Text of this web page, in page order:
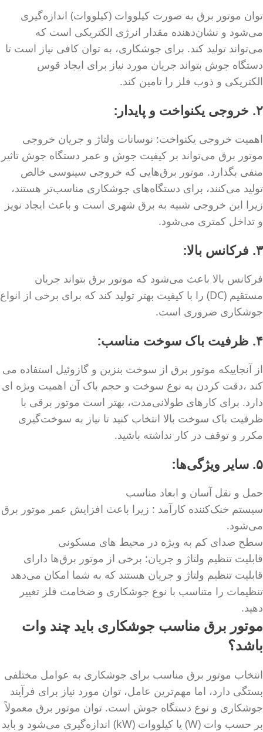
توان موتور برق به صورت کیلووات (کیلووات) اندازه‌گیری
می‌شود و نشان‌دهنده مقدار انرژی الکتریکی است که
می‌تواند تولید کند. برای جوشکاری، به توان کافی نیاز است تا
دستگاه جوش بتواند جریان مورد نیاز برای ایجاد قوس
الکتریکی و ذوب فلز را تامین کند.
۲. خروجی یکنواخت و پایدار:
اهمیت خروجی یکنواخت: نوسانات ولتاژ و جریان خروجی
موتور برق می‌تواند بر کیفیت جوش و عمر دستگاه جوش تاثیر
منفی بگذارد. موتور برق‌هایی که خروجی سینوسی خالص
تولید می‌کنند، برای دستگاه‌های جوشکاری مناسب‌تر هستند،
زیرا این خروجی شبیه به برق شهری است و باعث ایجاد نویز
و تداخل کمتری می‌شود.
۳. فرکانس بالا:
فرکانس بالا باعث می‌شود که موتور برق بتواند جریان
مستقیم (DC) را با کیفیت بهتر تولید کند که برای برخی از انواع
جوشکاری ضروری است.
۴. ظرفیت باک سوخت مناسب:
از آنجاییکه موتور برق از سوخت بنزین و گازوئیل استفاده می
کند ،دقت کردن به نوع سوخت و حجم باک آن اهمیت ویژه ای
دارد. برای کارهای طولانی‌مدت، بهتر است موتور برقی با
ظرفیت باک سوخت بالا انتخاب کنید تا نیاز به سوخت‌گیری
مکرر و توقف در کار نداشته باشید.
۵. سایر ویژگی‌ها:
حمل و نقل آسان و ابعاد مناسب
سیستم خنک‌کننده کارآمد : زیرا باعث افزایش عمر موتور برق
می‌شود.
سطح صدای کم به ویژه در محیط های مسکونی
قابلیت تنظیم ولتاژ و جریان: برخی از موتور برق‌ها دارای
قابلیت تنظیم ولتاژ و جریان هستند که به شما امکان می‌دهد
تنظیمات را متناسب با نوع جوشکاری و ضخامت فلز تغییر
دهید.
موتور برق مناسب جوشکاری باید چند وات
باشد؟
انتخاب موتور برق مناسب برای جوشکاری به عوامل مختلفی
بستگی دارد، اما مهم‌ترین عامل، توان مورد نیاز برای فرآیند
جوشکاری و نوع دستگاه جوش است. توان موتور برق معمولاً
بر حسب وات (W) یا کیلووات (kW) اندازه‌گیری می‌شود و باید